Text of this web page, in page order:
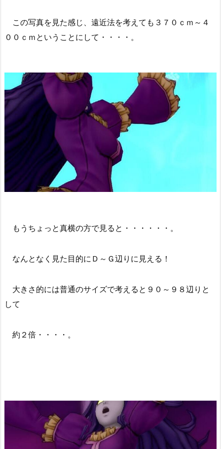
この写真を見た感じ、遠近法を考えても３７０ｃｍ～４
００ｃｍということにして・・・・。
もうちょっと真横の方で見ると・・・・・・。
なんとなく見た目的にＤ～Ｇ辺りに見える！
大きさ的には普通のサイズで考えると９０～９８辺りと
して
約２倍・・・・。